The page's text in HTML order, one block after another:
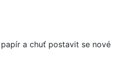
a chuť postavit se nové